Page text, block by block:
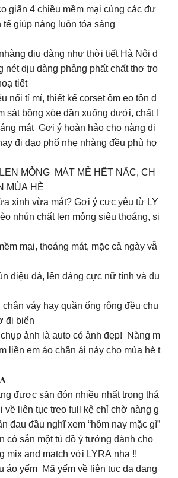
giãn 4 chiều mềm mại cùng các đư
giúp nàng luôn tỏa sáng
dịu dàng như thời tiết Hà Nội d
nét dịu dàng phảng phất chất thơ tro
tiết
nổi tỉ mỉ, thiết kế corset ôm eo tôn d
sát bồng xòe dần xuống dưới, chất l
mát Gợi ý hoàn hảo cho nàng đi
đi dạo phố nhẹ nhàng đều phù hợ
MỎNG MÁT MẺ HẾT NẤC, CH
MÙA HÈ
xinh vừa mát? Gợi ý cực yêu từ LY
nhún chất len mỏng siêu thoáng, si
mại, thoáng mát, mặc cả ngày vẫ
điệu đà, lên dáng cực nữ tính và du
chân váy hay quần ống rộng đều chu
đi biển
ảnh là auto có ảnh đẹp! ️ Nàng m
liền em áo chân ái này cho mùa hè t
được săn đón nhiều nhất trong thá
về liên tục treo full kệ chỉ chờ nàng g
đau đầu nghĩ xem “hôm nay mặc gì”
có sẵn một tủ đồ ý tưởng dành cho
mix and match với LYRA nha !!
áo yếm Mã yếm về liên tục đa dạng